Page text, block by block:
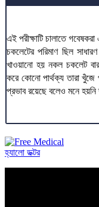
এই পরীক্ষাটি চালাতে
চকলেটের পরিমাণ ছিল
খাওয়ানো হয় নকল চকলেট
করে কোনো পার্থক্য তারা খুঁজে
প্রভাব রয়েছে বলেও মনে হয়নি
হ্যালো ডক্টর